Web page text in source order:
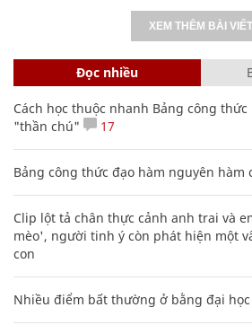
XEM THÊM BÀI VIẾT
Đọc nhiều
Cách học thuộc nhanh Bảng công
"thần chú"
17
Bảng công thức đạo hàm nguyên hàm
Clip lột tả chân thực cảnh anh trai và
mèo', người tinh ý còn phát hiện một
con
Nhiều điểm bất thường ở bằng đại học